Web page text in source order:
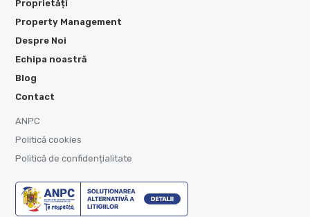
Proprietăți
Property Management
Despre Noi
Echipa noastră
Blog
Contact
ANPC
Politică cookies
Politică de confidențialitate